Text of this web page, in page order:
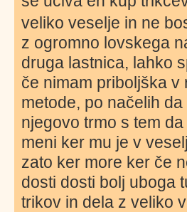
veliko veselje in ne
z ogromno lovskega
druga lastnica, lahko
če nimam priboljška
metode, po načelih
njegovo trmo s tem
meni ker mu je v
zato ker more ker če
dosti dosti bolj uboga
trikov in dela z veliko